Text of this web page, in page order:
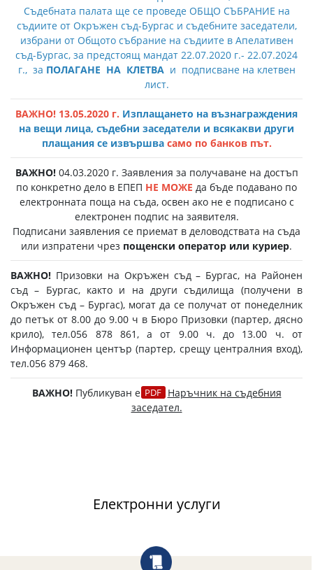
Съдебната палата ще се проведе ОБЩО СЪБРАНИЕ на
съдиите от Окръжен съд-Бургас и съдебните заседатели,
избрани от Общото събрание на съдиите в Апелативен
съд-Бургас, за предстоящ мандат 22.07.2020 г.- 22.07.2024
г., за ПОЛАГАНЕ НА КЛЕТВАи подписване на клетвен
лист.
ВАЖНО! 13.05.2020 г. Изплащането на възнаграждения
на вещи лица, съдебни заседатели и всякакви други
плащания се извършва само по банков път.
ВАЖНО! 04.03.2020 г. Заявления за получаване на достъп
по конкретно дело в ЕПЕП НЕ МОЖЕ да бъде подавано по
електронната поща на съда, освен ако не е подписано с
електронен подпис на заявителя.
Подписани заявления се приемат в деловодствата на съда
или изпратени чрез пощенски оператор или куриер.
ВАЖНО! Призовки на Окръжен съд – Бургас, на Районен
съд – Бургас, както и на други съдилища (получени в
Окръжен съд – Бургас), могат да се получат от понеделник
до петък от 8.00 до 9.00 ч в Бюро Призовки (партер, дясно
крило), тел.056 878 861, а от 9.00 ч. до 13.00 ч. от
Информационен център (партер, срещу централния вход),
тел.056 879 468.
ВАЖНО! Публикуван е
Наръчник на съдебния
заседател.
Електронни услуги